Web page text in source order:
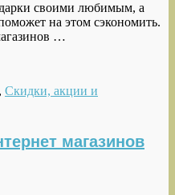
своими любимым, а
на этом сэкономить.
…
, Скидки, акции и
магазинов